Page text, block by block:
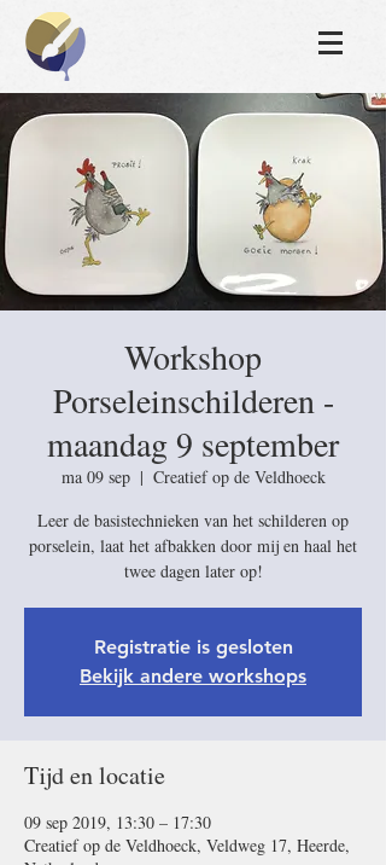
Workshop
Porseleinschilderen -
maandag 9 september
ma 09 sep
  |
Creatief op de Veldhoeck
Leer de basistechnieken van het schilderen op
porselein, laat het afbakken door mij en haal het
twee dagen later op!
Registratie is gesloten
Bekijk andere workshops
Tijd en locatie
09 sep 2019, 13:30 – 17:30
Creatief op de Veldhoeck, Veldweg 17, Heerde,